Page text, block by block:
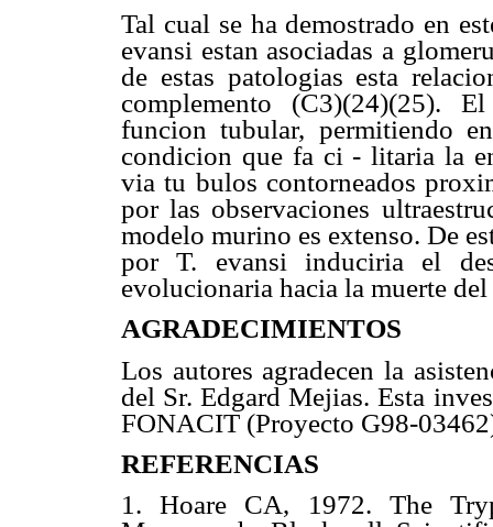
Tal cual se ha demostrado en
evansi estan asociadas a
de estas patologias esta
complemento (C3)(24)(25).
funcion tubular, permitiendo
condicion que fa ci - litaria la
via tu bulos contorneados
por las observaciones
modelo murino es extenso. De
por T. evansi induciria el
evolucionaria hacia la muerte
AGRADECIMIENTOS
Los autores agradecen la
del Sr. Edgard Mejias. Esta
FONACIT (Proyecto G98-
REFERENCIAS
1. Hoare CA, 1972. The